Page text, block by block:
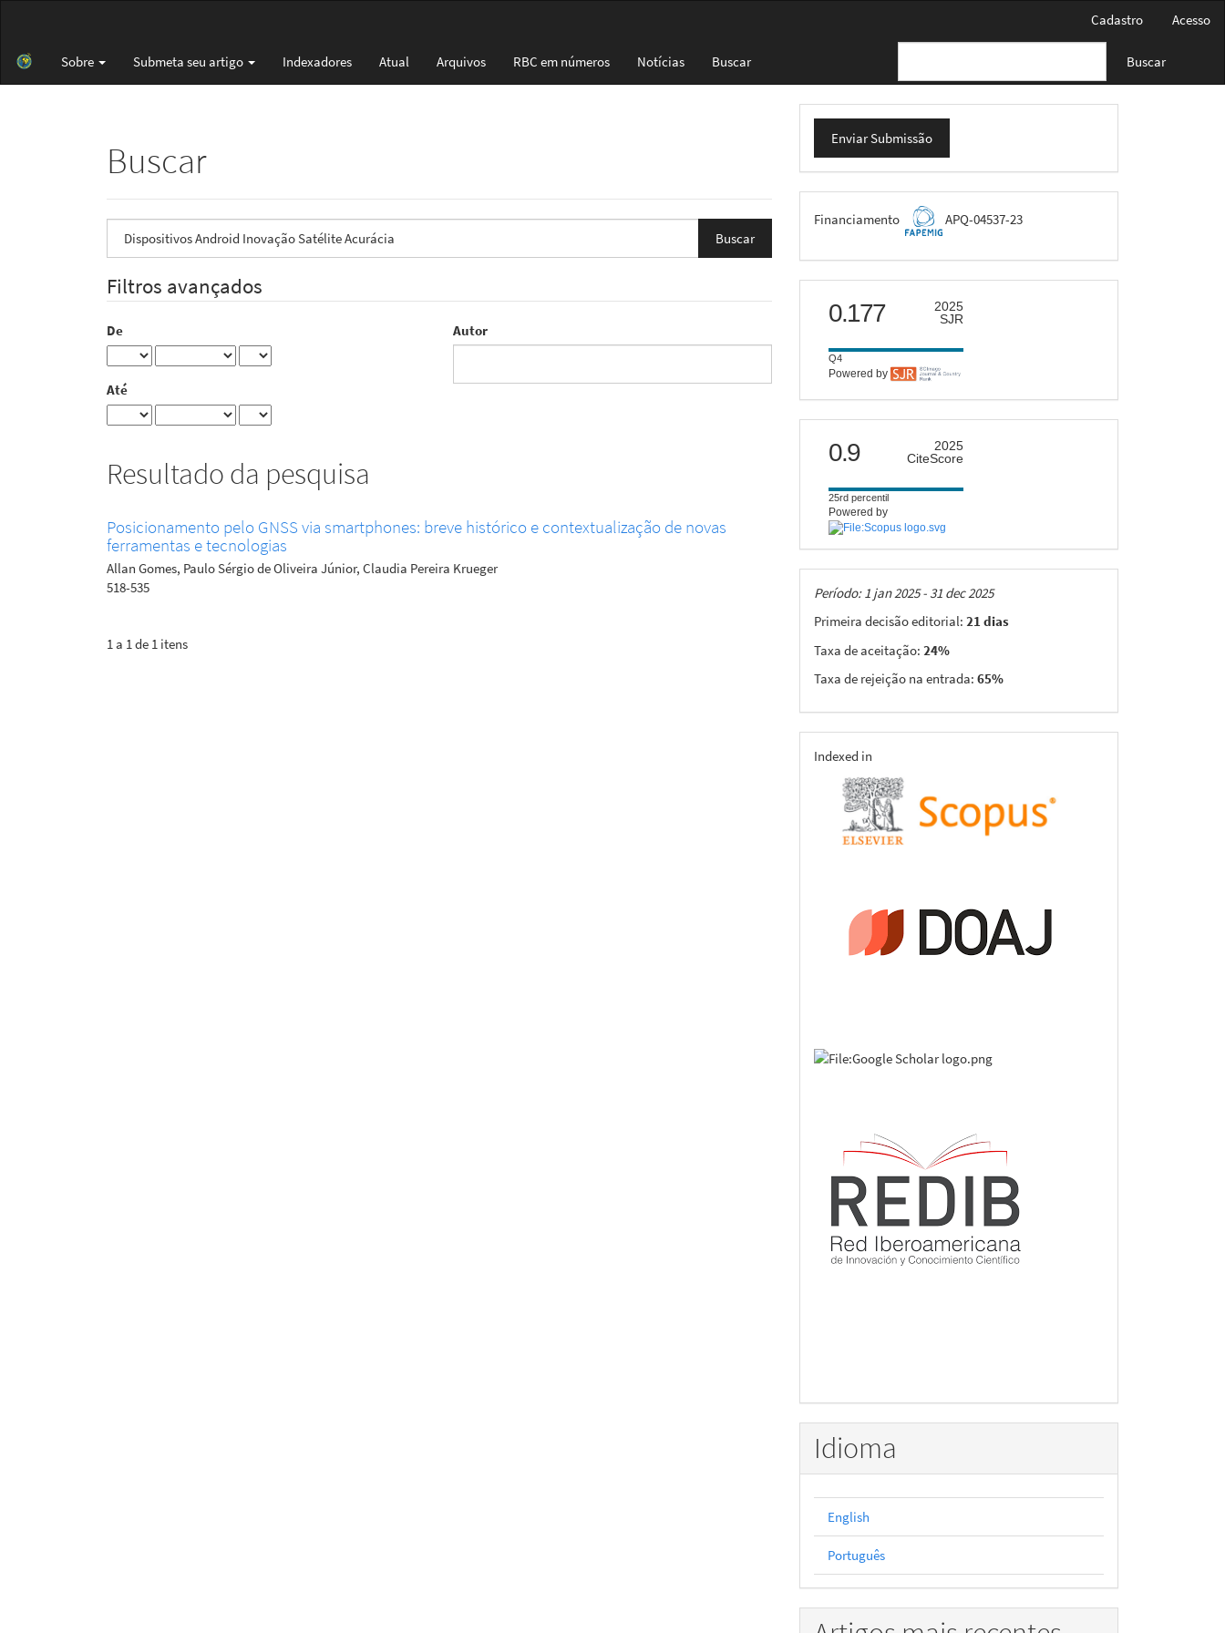
principal
Barra
Cadastro Acesso
Sobre Submeta seu artigo Indexadores Atual Arquivos RBC em números Notícias Buscar Buscar
Buscar
termo
Filtros avançados
De
Até
Autor
Resultado da pesquisa
Posicionamento pelo GNSS via smartphones: breve histórico e contextualização de novas
ferramentas e tecnologias
Allan Gomes, Paulo Sérgio de Oliveira Júnior, Claudia Pereira Krueger
518-535
1 a 1 de 1 itens
Enviar
Submissão
Enviar Submissão
FAPEMIG
Financiamento APQ-04537-23
scimago
0.177
2025
SJR
Q4
Powered by
citescore
0.9
2025
CiteScore
25rd percentil
Powered by
Taxas
Período: 1 jan 2025 - 31 dec 2025
Primeira decisão editorial: 21 dias
Taxa de aceitação: 24%
Taxa de rejeição na entrada: 65%
indexing
Indexed in
Idioma
English
Português